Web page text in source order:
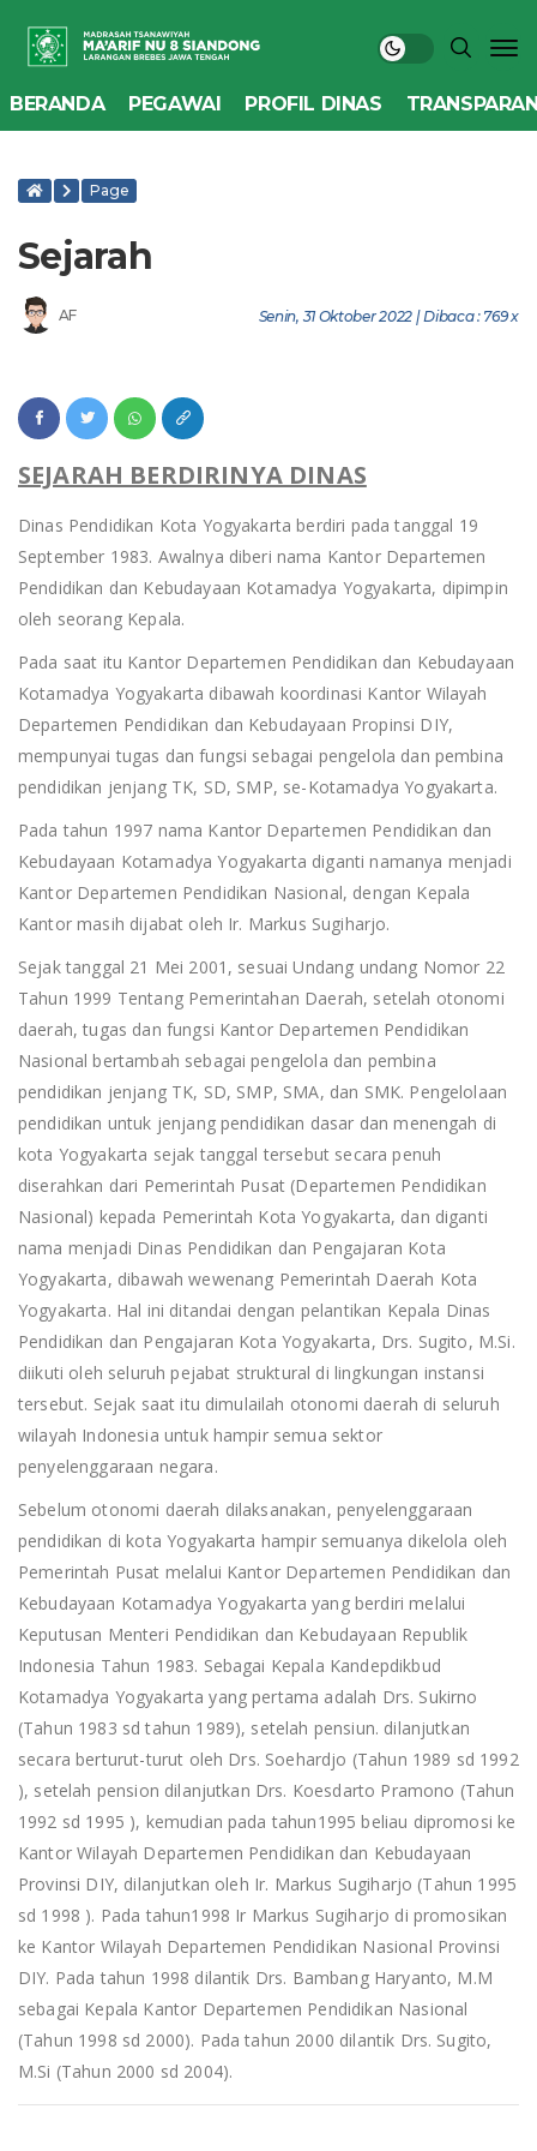
BERANDA PEGAWAI PROFIL DINAS
Page
Sejarah
AF Senin, 31 Oktober 2022 | Dibaca : 769 x
SEJARAH BERDIRINYA DINAS
Dinas Pendidikan Kota Yogyakarta berdiri pada tanggal 19
September 1983. Awalnya diberi nama Kantor Departemen
Pendidikan dan Kebudayaan Kotamadya Yogyakarta, dipimpin
oleh seorang Kepala.
Pada saat itu Kantor Departemen Pendidikan dan Kebudayaan
Kotamadya Yogyakarta dibawah koordinasi Kantor Wilayah
Departemen Pendidikan dan Kebudayaan Propinsi DIY,
mempunyai tugas dan fungsi sebagai pengelola dan pembina
pendidikan jenjang TK, SD, SMP, se-Kotamadya Yogyakarta.
Pada tahun 1997 nama Kantor Departemen Pendidikan dan
Kebudayaan Kotamadya Yogyakarta diganti namanya menjadi
Kantor Departemen Pendidikan Nasional, dengan Kepala
Kantor masih dijabat oleh Ir. Markus Sugiharjo.
Sejak tanggal 21 Mei 2001, sesuai Undang undang Nomor 22
Tahun 1999 Tentang Pemerintahan Daerah, setelah otonomi
daerah, tugas dan fungsi Kantor Departemen Pendidikan
Nasional bertambah sebagai pengelola dan pembina
pendidikan jenjang TK, SD, SMP, SMA, dan SMK. Pengelolaan
pendidikan untuk jenjang pendidikan dasar dan menengah di
kota Yogyakarta sejak tanggal tersebut secara penuh
diserahkan dari Pemerintah Pusat (Departemen Pendidikan
Nasional) kepada Pemerintah Kota Yogyakarta, dan diganti
nama menjadi Dinas Pendidikan dan Pengajaran Kota
Yogyakarta, dibawah wewenang Pemerintah Daerah Kota
Yogyakarta. Hal ini ditandai dengan pelantikan Kepala Dinas
Pendidikan dan Pengajaran Kota Yogyakarta, Drs. Sugito, M.Si.
diikuti oleh seluruh pejabat struktural di lingkungan instansi
tersebut. Sejak saat itu dimulailah otonomi daerah di seluruh
wilayah Indonesia untuk hampir semua sektor
penyelenggaraan negara.
Sebelum otonomi daerah dilaksanakan, penyelenggaraan
pendidikan di kota Yogyakarta hampir semuanya dikelola oleh
Pemerintah Pusat melalui Kantor Departemen Pendidikan dan
Kebudayaan Kotamadya Yogyakarta yang berdiri melalui
Keputusan Menteri Pendidikan dan Kebudayaan Republik
Indonesia Tahun 1983. Sebagai Kepala Kandepdikbud
Kotamadya Yogyakarta yang pertama adalah Drs. Sukirno
(Tahun 1983 sd tahun 1989), setelah pensiun. dilanjutkan
secara berturut-turut oleh Drs. Soehardjo (Tahun 1989 sd 1992
), setelah pension dilanjutkan Drs. Koesdarto Pramono (Tahun
1992 sd 1995 ), kemudian pada tahun1995 beliau dipromosi ke
Kantor Wilayah Departemen Pendidikan dan Kebudayaan
Provinsi DIY, dilanjutkan oleh Ir. Markus Sugiharjo (Tahun 1995
sd 1998 ). Pada tahun1998 Ir Markus Sugiharjo di promosikan
ke Kantor Wilayah Departemen Pendidikan Nasional Provinsi
DIY. Pada tahun 1998 dilantik Drs. Bambang Haryanto, M.M
sebagai Kepala Kantor Departemen Pendidikan Nasional
(Tahun 1998 sd 2000). Pada tahun 2000 dilantik Drs. Sugito,
M.Si (Tahun 2000 sd 2004).